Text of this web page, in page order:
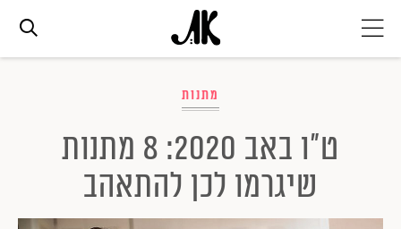
אג׳נדה
אופנה
ביוטי
מתנות
ט"ו באב 2020: 8 מתנות
שיגרמו לכן להתאהב